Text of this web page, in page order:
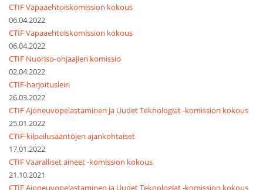
CTIF Vapaaehtoiskomission kokous
06.04.2022
CTIF Vapaaehtoiskomission kokous
06.04.2022
CTIF Nuoriso-ohjaajien komissio
02.04.2022
CTIF-harjoitusleiri
26.03.2022
CTIF Ajoneuvopelastaminen ja Uudet Teknologiat -komission kokous
25.01.2022
CTIF-kilpailusääntöjen ajankohtaiset
17.01.2022
CTIF Vaaralliset aineet -komission kokous
21.10.2021
CTIF Ajoneuvopelastaminen ja Uudet Teknologiat -komission kokous